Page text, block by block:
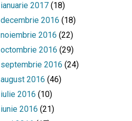
ianuarie 2017 (18)
decembrie 2016 (18)
noiembrie 2016 (22)
octombrie 2016 (29)
septembrie 2016 (24)
august 2016 (46)
iulie 2016 (10)
iunie 2016 (21)